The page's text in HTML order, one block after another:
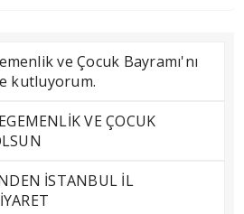
ve Çocuk Bayramı'nı
kutluyorum.
VE ÇOCUK
İSTANBUL İL